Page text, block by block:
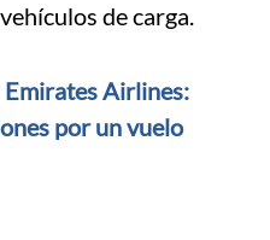
de carga.
Emirates Airlines:
por un vuelo